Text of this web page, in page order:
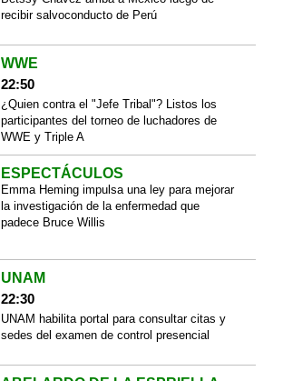
recibir salvoconducto de Perú
WWE
22:50
¿Quien contra el "Jefe Tribal"? Listos los
participantes del torneo de luchadores de
WWE y Triple A
ESPECTÁCULOS
Emma Heming impulsa una ley para mejorar
la investigación de la enfermedad que
padece Bruce Willis
UNAM
22:30
UNAM habilita portal para consultar citas y
sedes del examen de control presencial